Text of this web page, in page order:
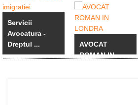
Servicii
Avocatura -
Dreptul ...
AVOCAT
ROMAN IN